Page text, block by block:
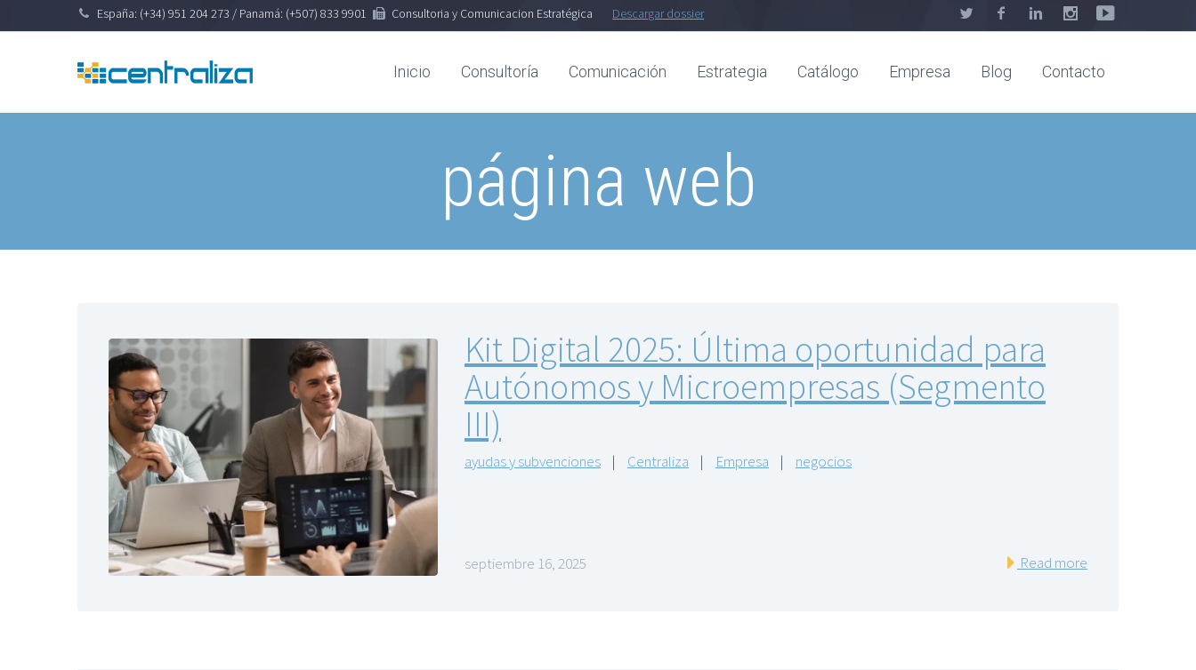
España: (+34) 951 204 273 / Panamá: (+507) 833 9901 Consultoria y Comunicacion Estratégica Descargar dossier
Inicio Consultoría Comunicación Estrategia Catálogo Empresa Blog Contacto
página web
Kit Digital 2025: Última oportunidad para
Autónomos y Microempresas (Segmento
III)
ayudas y subvenciones | Centraliza | Empresa | negocios
septiembre 16, 2025 Read more